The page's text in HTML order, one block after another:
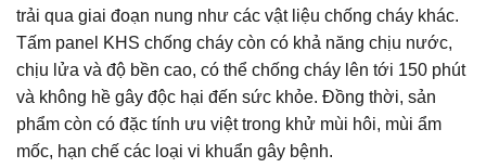
trải qua giai đoạn nung như các vật liệu chống cháy khác.
Tấm panel KHS chống cháy còn có khả năng chịu nước,
chịu lửa và độ bền cao, có thể chống cháy lên tới 150 phút
và không hề gây độc hại đến sức khỏe. Đồng thời, sản
phẩm còn có đặc tính ưu việt trong khử mùi hôi, mùi ẩm
mốc, hạn chế các loại vi khuẩn gây bệnh.